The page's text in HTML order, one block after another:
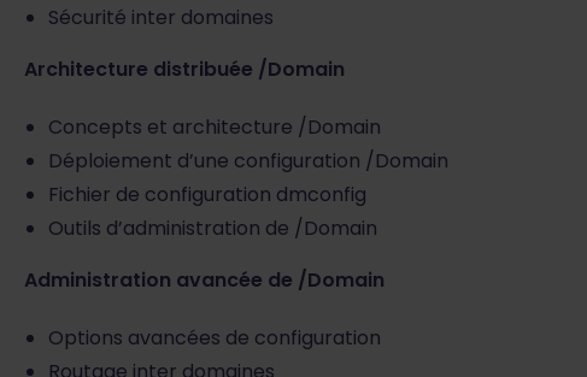
Sécurité inter domaines
Architecture distribuée /Domain
Concepts et architecture /Domain
Déploiement d’une configuration /Domain
Fichier de configuration dmconfig
Outils d’administration de /Domain
Administration avancée de /Domain
Options avancées de configuration